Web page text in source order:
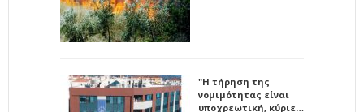
"Η τήρηση της
νομιμότητας είναι
υποχρεωτική, κύριε…